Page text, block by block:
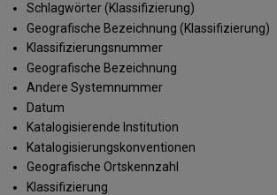
Schlagwörter (Klassifizierung)
Geografische Bezeichnung (Klassifizierung)
Klassifizierungsnummer
Geografische Bezeichnung
Andere Systemnummer
Datum
Katalogisierende Institution
Katalogisierungskonventionen
Geografische Ortskennzahl
Klassifizierung